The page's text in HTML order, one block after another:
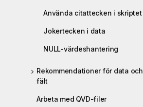
Använda citattecken i skriptet
Jokertecken i data
NULL-värdeshantering
Rekommendationer för data och
fält
Arbeta med QVD-filer